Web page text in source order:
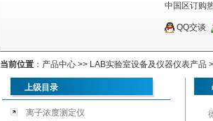
中国区订购
QQ交谈
当前位置 ： 产品中心 >> LAB实验室设备及仪器仪表产品
上级目录
离子浓度测定仪